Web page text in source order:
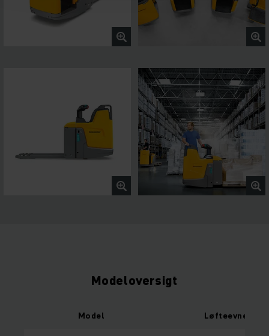
Modeloversigt
Model Løfteevne